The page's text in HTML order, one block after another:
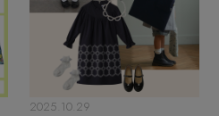
2025.10.29